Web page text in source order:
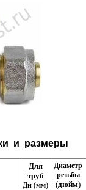
и размеры
Для
труб
Дн (мм)
Диаметр
резьбы
(дюйм)